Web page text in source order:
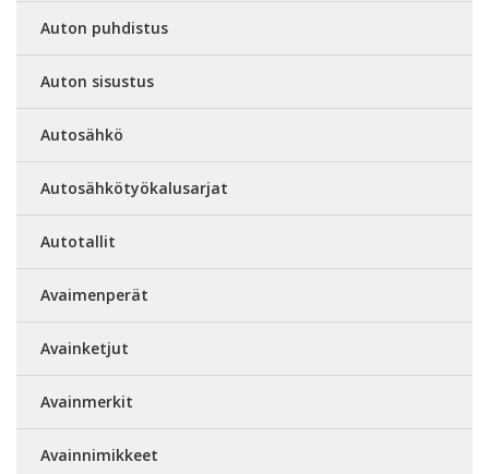
Auton puhdistus
Auton sisustus
Autosähkö
Autosähkötyökalusarjat
Autotallit
Avaimenperät
Avainketjut
Avainmerkit
Avainnimikkeet